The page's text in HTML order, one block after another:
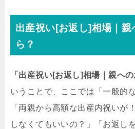
出産祝い[お返し]相場｜親
ら？
「出産祝い[お返し]相場｜親へ
いうことで、ここでは「一般的
「両親から高額な出産内祝いが
しなくてもいいの？」「お返し